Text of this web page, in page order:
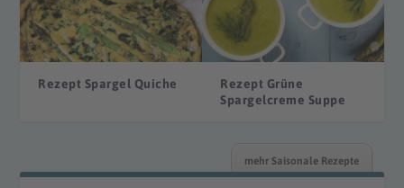
Rezept Spargel Quiche
Rezept Grüne
Spargelcreme Suppe
mehr Saisonale Rezepte